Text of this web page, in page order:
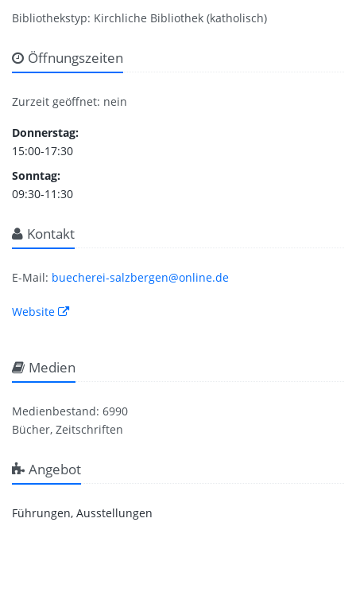
Bibliothekstyp: Kirchliche Bibliothek (katholisch)
Öffnungszeiten
Zurzeit geöffnet: nein
Donnerstag:
15:00-17:30
Sonntag:
09:30-11:30
Kontakt
E-Mail: buecherei-salzbergen@online.de
Website
Medien
Medienbestand: 6990
Bücher, Zeitschriften
Angebot
Führungen, Ausstellungen